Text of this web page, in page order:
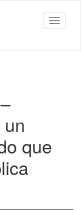
barra
que